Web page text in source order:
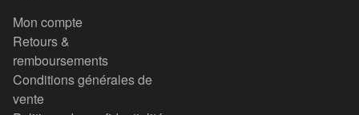
Mon compte
Retours &
remboursements
Conditions générales de
vente